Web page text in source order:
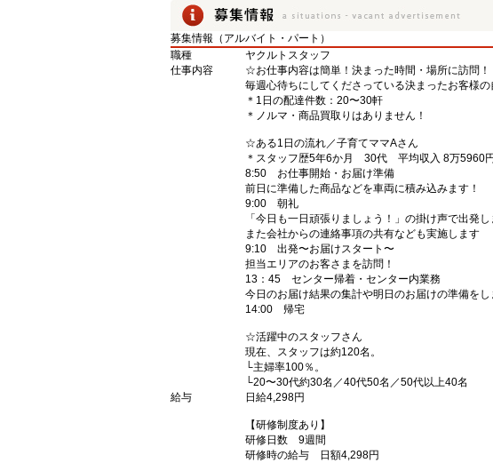
募集情報（アルバイト・パート）
職種
ヤクルトスタッフ
仕事内容
☆お仕事内容は簡単！決まった時間・場所に訪問！
毎週心待ちにしてくださっている決まったお客様
＊1日の配達件数：20〜30軒
＊ノルマ・商品買取りはありません！
☆ある1日の流れ／子育てママAさん
＊スタッフ歴5年6か月 30代 平均収入 8万5960
8:50 お仕事開始・お届け準備
前日に準備した商品などを車両に積み込みます！
9:00 朝礼
「今日も一日頑張りましょう！」の掛け声で出発し
また会社からの連絡事項の共有なども実施します
9:10 出発〜お届けスタート〜
担当エリアのお客さまを訪問！
13：45 センター帰着・センター内業務
今日のお届け結果の集計や明日のお届けの準備をし
14:00 帰宅
☆活躍中のスタッフさん
現在、スタッフは約120名。
└主婦率100％。
└20〜30代約30名／40代50名／50代以上40名
給与
日給4,298円
【研修制度あり】
研修日数 9週間
研修時の給与 日額4,298円